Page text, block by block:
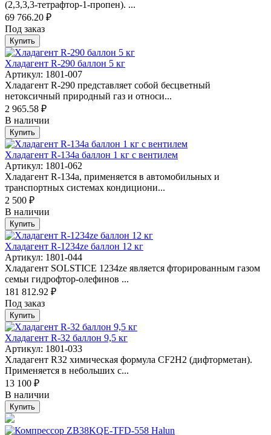
(2,3,3,3-тетрафтор-1-пропен). ...
69 766.20 ₽
Под заказ
Купить
Хладагент R-290 баллон 5 кг
Артикул: 1801-007
Хладагент R-290 представляет собой бесцветный
нетоксичный природный газ и относи...
2 965.58 ₽
В наличии
Купить
Хладагент R-134а баллон 1 кг с вентилем
Артикул: 1801-062
Хладагент R-134a, применяется в автомобильных и
транспортных системах кондициони...
2 500 ₽
В наличии
Купить
Хладагент R-1234ze баллон 12 кг
Артикул: 1801-044
Хлaдaгент SOLSТICЕ 1234ze является фторированным газом
семьи гидрофтор-олефинов ...
181 812.92 ₽
Под заказ
Купить
Хладагент R-32 баллон 9,5 кг
Артикул: 1801-033
Хладагент R32 химическая формула СF2H2 (дифторметан).
Применяется в небольших с...
13 100 ₽
В наличии
Купить